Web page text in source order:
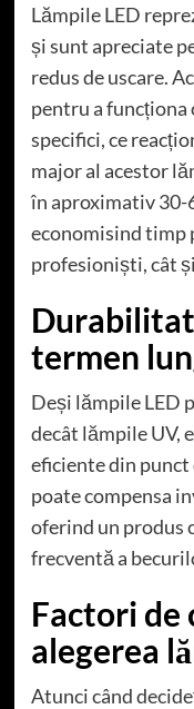
Lămpile LED
și sunt apreciate
redus de uscare.
pentru a
specifici, ce
major al acestor
în aproximativ 30-
economisind timp
profesioniști, cât
termen
Deși lămpile LED
decât lămpile UV,
eficiente din punct
poate compensa
oferind un produs
frecventă a
Factori de
alegerea
Atunci când